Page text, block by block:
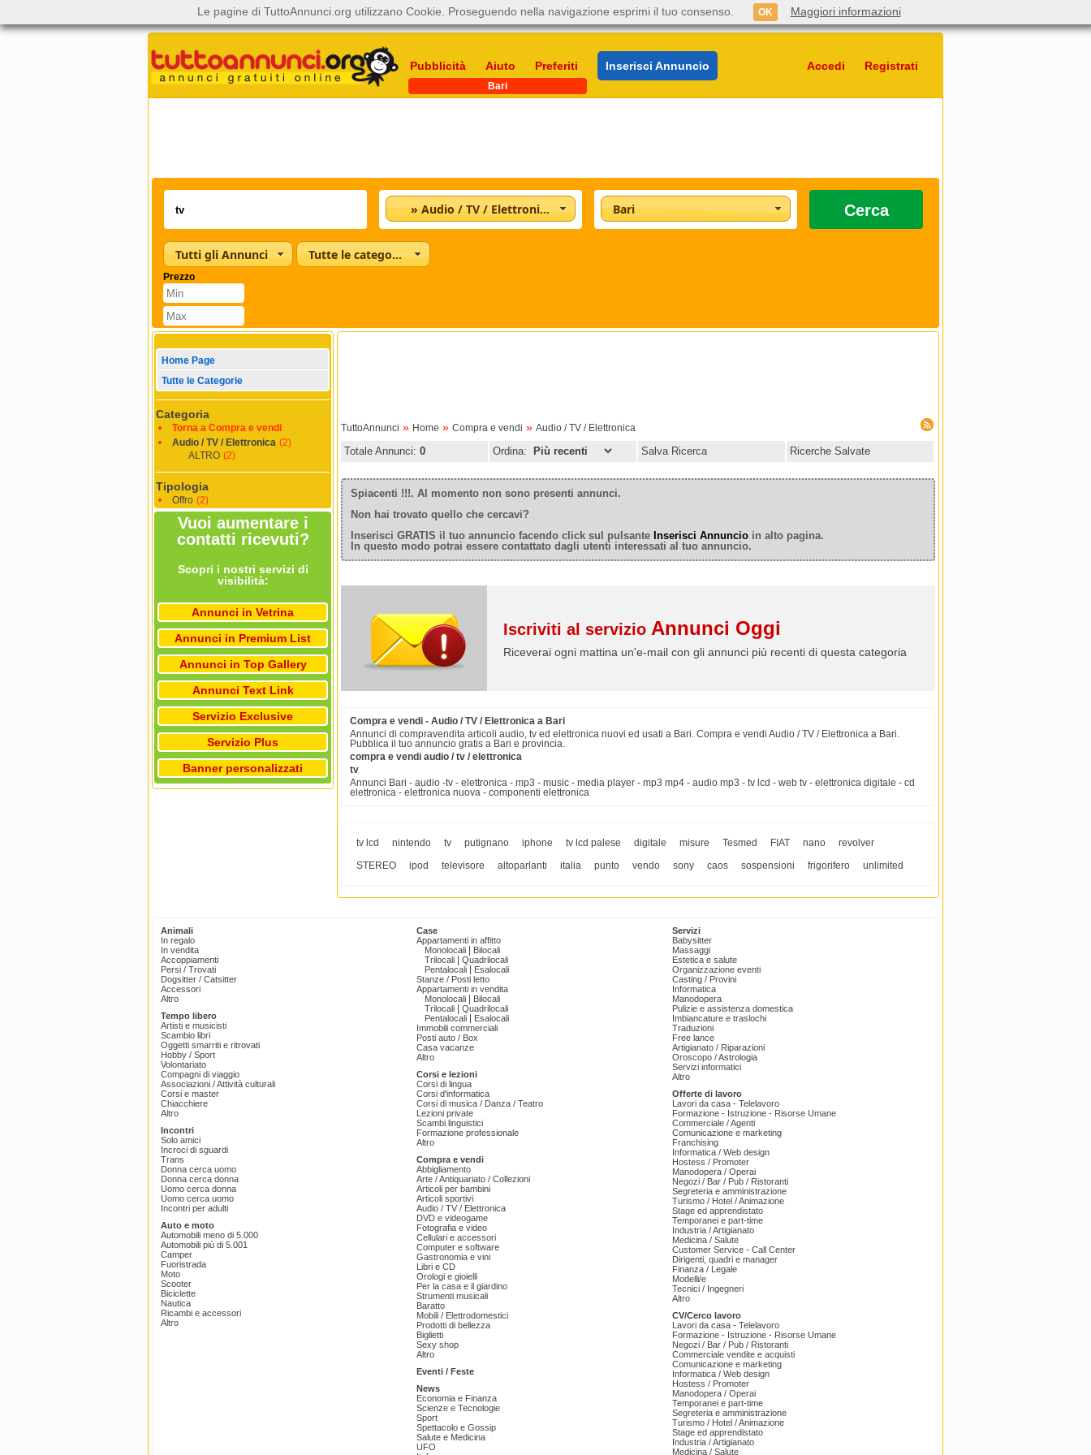
Pubblicità Aiuto Preferiti Inserisci Annuncio Accedi Registrati
Bari
» Audio / TV / Elettronica Bari Cerca
Tutti gli Annunci Tutte le categorie
Prezzo
Home Page
Tutte le Categorie
Categoria
Torna a Compra e vendi
Audio / TV / Elettronica (2)
ALTRO (2)
Tipologia
Offro (2)
Vuoi aumentare i
contatti ricevuti?
Scopri i nostri servizi di
visibilità:
Annunci in Vetrina
Annunci in Premium List
Annunci in Top Gallery
Annunci Text Link
Servizio Exclusive
Servizio Plus
Banner personalizzati
TuttoAnnunci » Home » Compra e vendi » Audio / TV / Elettronica
Totale Annunci: 0 Ordina: Salva Ricerca Ricerche Salvate
Spiacenti !!!. Al momento non sono presenti annunci.
Non hai trovato quello che cercavi?
Inserisci GRATIS il tuo annuncio facendo click sul pulsante Inserisci Annuncio in alto pagina.
In questo modo potrai essere contattato dagli utenti interessati al tuo annuncio.
Iscriviti al servizio Annunci Oggi
Riceverai ogni mattina un'e-mail con gli annunci più recenti di questa categoria
Compra e vendi - Audio / TV / Elettronica a Bari
Annunci di compravendita articoli audio, tv ed elettronica nuovi ed usati a Bari. Compra e vendi Audio / TV / Elettronica a Bari.
Pubblica il tuo annuncio gratis a Bari e provincia.
compra e vendi audio / tv / elettronica
tv
Annunci Bari - audio -tv - elettronica - mp3 - music - media player - mp3 mp4 - audio mp3 - tv lcd - web tv - elettronica digitale - cd
elettronica - elettronica nuova - componenti elettronica
tv lcd nintendo tv putignano iphone tv lcd palese digitale misure Tesmed FIAT nano
revolver
STEREO
ipod televisore altoparlanti italia punto vendo sony caos sospensioni frigorifero unlimited
Animali
In regalo
In vendita
Accoppiamenti
Persi / Trovati
Dogsitter / Catsitter
Accessori
Altro
Tempo libero
Artisti e musicisti
Scambio libri
Oggetti smarriti e ritrovati
Hobby / Sport
Volontariato
Compagni di viaggio
Associazioni / Attività culturali
Corsi e master
Chiacchiere
Altro
Incontri
Solo amici
Incroci di sguardi
Trans
Donna cerca uomo
Donna cerca donna
Uomo cerca donna
Uomo cerca uomo
Incontri per adulti
Auto e moto
Automobili meno di 5.000
Automobili più di 5.001
Camper
Fuoristrada
Moto
Scooter
Biciclette
Nautica
Ricambi e accessori
Altro
Case
Appartamenti in affitto
Monolocali
Bilocali
Trilocali
Quadrilocali
Pentalocali
Esalocali
Stanze / Posti letto
Appartamenti in vendita
Monolocali
Bilocali
Trilocali
Quadrilocali
Pentalocali
Esalocali
Immobili commerciali
Posti auto / Box
Casa vacanze
Altro
Corsi e lezioni
Corsi di lingua
Corsi d'informatica
Corsi di musica / Danza / Teatro
Lezioni private
Scambi linguistici
Formazione professionale
Altro
Compra e vendi
Abbigliamento
Arte / Antiquariato / Collezioni
Articoli per bambini
Articoli sportivi
Audio / TV / Elettronica
DVD e videogame
Fotografia e video
Cellulari e accessori
Computer e software
Gastronomia e vini
Libri e CD
Orologi e gioielli
Per la casa e il giardino
Strumenti musicali
Baratto
Mobili / Elettrodomestici
Prodotti di bellezza
Biglietti
Sexy shop
Altro
Eventi / Feste
News
Economia e Finanza
Scienze e Tecnologie
Sport
Spettacolo e Gossip
Salute e Medicina
UFO
Servizi
Babysitter
Massaggi
Estetica e salute
Organizzazione eventi
Casting / Provini
Informatica
Manodopera
Pulizie e assistenza domestica
Imbiancature e traslochi
Traduzioni
Free lance
Artigianato / Riparazioni
Oroscopo / Astrologia
Servizi informatici
Altro
Offerte di lavoro
Lavori da casa - Telelavoro
Formazione - Istruzione - Risorse Umane
Commerciale / Agenti
Comunicazione e marketing
Franchising
Informatica / Web design
Hostess / Promoter
Manodopera / Operai
Negozi / Bar / Pub / Ristoranti
Segreteria e amministrazione
Turismo / Hotel / Animazione
Stage ed apprendistato
Temporanei e part-time
Industria / Artigianato
Medicina / Salute
Customer Service - Call Center
Dirigenti, quadri e manager
Finanza / Legale
Modelli/e
Tecnici / Ingegneri
Altro
CV/Cerco lavoro
Lavori da casa - Telelavoro
Formazione - Istruzione - Risorse Umane
Negozi / Bar / Pub / Ristoranti
Commerciale vendite e acquisti
Comunicazione e marketing
Informatica / Web design
Hostess / Promoter
Manodopera / Operai
Temporanei e part-time
Segreteria e amministrazione
Turismo / Hotel / Animazione
Stage ed apprendistato
Industria / Artigianato
Medicina / Salute
Le pagine di TuttoAnnunci.org utilizzano Cookie. Proseguendo nella navigazione esprimi il tuo consenso. OK Maggiori informazioni